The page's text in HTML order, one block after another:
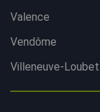
Valence
Vendôme
Villeneuve-Loubet